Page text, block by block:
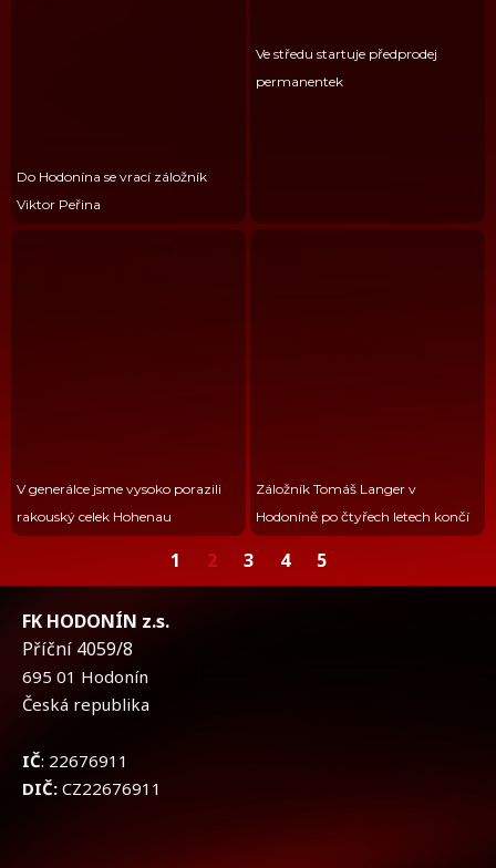
Do Hodonína se vrací záložník
Viktor Peřina
Ve středu startuje předprodej
permanentek
V generálce jsme vysoko porazili
rakouský celek Hohenau
Záložník Tomáš Langer v
Hodoníně po čtyřech letech končí
1 2 3 4 5
FK HODONÍN z.s.
Příční 4059/8
695 01 Hodonín
Česká republika
IČ: 22676911
DIČ: CZ22676911